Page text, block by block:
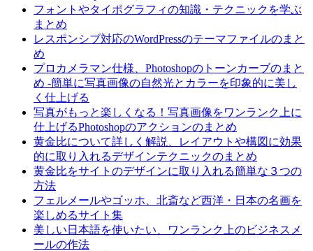
フォントやタイポグラフィの知識・テクニックを学ぶ
まとめ
レスポンシブ対応のWordPressのテーマファイルのまと
め
プロカメラマン仕様、Photoshopのトーンカーブのまと
め -簡単に写真画像の自然光とカラーを印象的に美し
く仕上げる
写真がもっと楽しくなる！写真画像をワンランク上に
仕上げるPhotoshopのアクションのまとめ
黄金比について詳しく解説、レイアウトや構図に効果
的に取り入れるデザインテクニックのまとめ
黄金比をサイトのデザインに取り入れる簡単な３つの
方法
フェルメールやゴッホ、北斎など西洋・日本の名画を
楽しめるサイト集
美しい日本語を使いたい、ワンランク上のビジネスメ
ールの作法